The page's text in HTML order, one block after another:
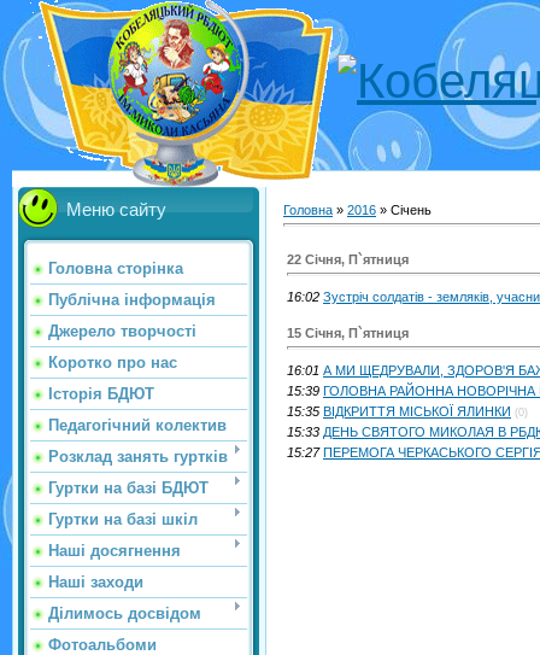
Меню сайту
Головна сторінка
Публічна інформація
Джерело творчості
Коротко про нас
Історія БДЮТ
Педагогічний колектив
Розклад занять гуртків
Гуртки на базі БДЮТ
Гуртки на базі шкіл
Наші досягнення
Наші заходи
Ділимось досвідом
Фотоальбоми
Головна » 2016 » Січень
22 Січня, П`ятниця
16:02 Зустріч солдатів - земляків,
15 Січня, П`ятниця
16:01 А МИ ЩЕДРУВАЛИ, ЗДОРОВ'Я
15:39 ГОЛОВНА РАЙОННА НОВОРІЧНА
15:35 ВІДКРИТТЯ МІСЬКОЇ ЯЛИНКИ (0)
15:33 ДЕНЬ СВЯТОГО МИКОЛАЯ В
15:27 ПЕРЕМОГА ЧЕРКАСЬКОГО